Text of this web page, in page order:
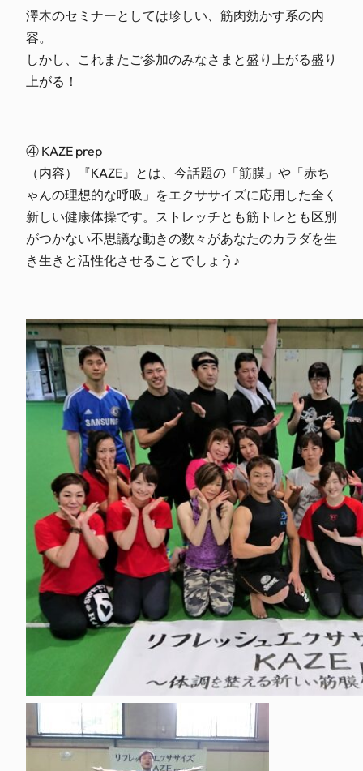
澤木のセミナーとしては珍しい、筋肉効かす系の内
容。
しかし、これまたご参加のみなさまと盛り上がる盛り
上がる！
④ KAZE prep
（内容）『KAZE』とは、今話題の「筋膜」や「赤ち
ゃんの理想的な呼吸」をエクササイズに応用した全く
新しい健康体操です。ストレッチとも筋トレとも区別
がつかない不思議な動きの数々があなたのカラダを生
き生きと活性化させることでしょう♪